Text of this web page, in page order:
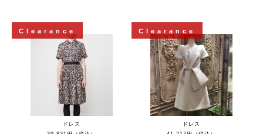
Clearance
ドレス
Clearance
ドレス